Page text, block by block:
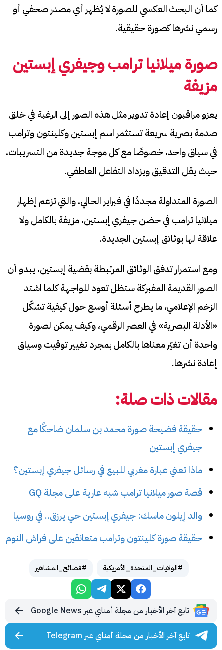
كما أن البحث العكسي للصورة لا يُظهر أي مصدر صحفي أو
رسمي نشرها كصورة حقيقية.
صورة ميلانيا ترامب وجيفري إبستين
مزيفة
يعزو مراقبون إعادة تدوير مثل هذه الصور إلى الرغبة في خلق
صدمة بصرية سريعة تستثمر اسم إبستين وكلينتون وترامب
في سياق واحد، خصوصًا مع كل موجة جديدة من التسريبات،
حيث يقل التدقيق ويزداد التفاعل العاطفي.
الصورة المتداولة مجددًا في فبراير الحالي، والتي تزعم إظهار
ميلانيا ترامب في حضن جيفري إبستين، مزيفة بالكامل ولا
علاقة لها بوثائق إبستين الجديدة.
ومع استمرار تدفق الوثائق المرتبطة بقضية إبستين، يبدو أن
الصور القديمة المفبركة ستظل تعود للواجهة كلما اشتد
الزخم الإعلامي، ما يطرح أسئلة أوسع حول كيفية تشكّل
«الأدلة البصرية» في العصر الرقمي، وكيف يمكن لصورة
واحدة أن تغيّر معناها بالكامل بمجرد تغيير توقيت وسياق
إعادة نشرها.
مقالات ذات صلة:
حقيقة فضيحة صورة محمد بن سلمان ضاحكًا مع
جيفري إبستين
ماذا تعني عبارة مغربي للبيع في رسائل جيفري إبستين؟
قصة صور ميلانيا ترامب شبه عارية على مجلة GQ
والد إيلون ماسك: جيفري إبستين حي يرزق.. في روسيا
حقيقة صورة كلينتون وترامب متعانقين على فراش النوم
#الولايات_المتحدة_الأمريكية #فضائح_المشاهير
تابع آخر الأخبار من مجلة أمناي عبر Google News
تابع آخر الأخبار من مجلة أمناي عبر Telegram